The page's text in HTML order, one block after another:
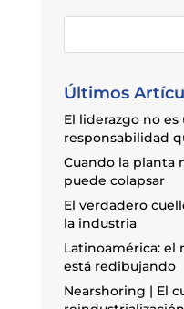
Últimos
El liderazgo no
responsabilidad
Cuando la planta
puede colapsar
El verdadero
la industria
Latinoamérica: el
está redibujando
Nearshoring | El